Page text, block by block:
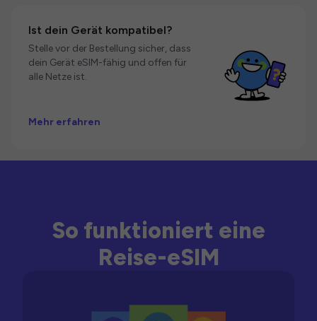
Ist dein Gerät kompatibel?
Stelle vor der Bestellung sicher, dass
dein Gerät eSIM-fähig und offen für
alle Netze ist.
Mehr erfahren
So funktioniert eine
Reise-eSIM